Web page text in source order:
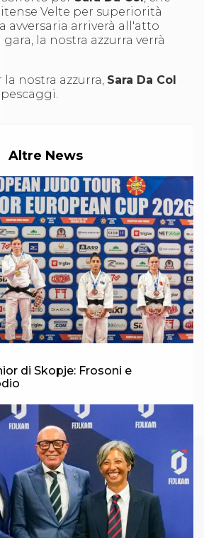
Mappa del sito
Cerca
Contatti
Newsletter
formativo
FIJLKAM-FISDIR
class - Didattica infantile
dirigenti sportivi
Direttore di Gara
Abilitazioni
Fiscale
News
Modulistica
FAQ
Quesiti fiscali
Sostenibilità
Documenti
Velte per superiorità
avversaria arriverà all'atto
la nostra azzurra verrà
nostra azzurra, Sara Da Col
Altre News
di Skopje: Frosoni e